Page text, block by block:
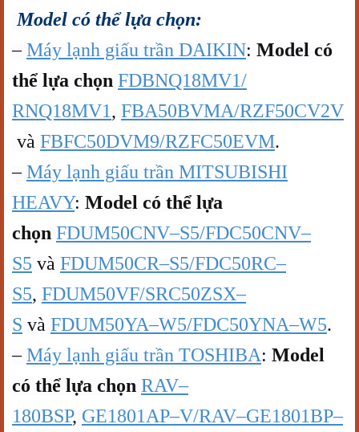
Model có thể lựa chọn:
–Máy lạnh giấu trần DAIKIN: Model có
thể lựa chọn FDBNQ18MV1/
RNQ18MV1, FBA50BVMA/RZF50CV2V
và FBFC50DVM9/RZFC50EVM.
–Máy lạnh giấu trần MITSUBISHI
HEAVY: Model có thể lựa
chọn FDUM50CNV–S5/FDC50CNV–
S5 và FDUM50CR–S5/FDC50RC–
S5, FDUM50VF/SRC50ZSX–
S và FDUM50YA–W5/FDC50YNA–W5.
–Máy lạnh giấu trần TOSHIBA: Model
có thể lựa chọn RAV–
180BSP, GE1801AP–V/RAV–GE1801BP–